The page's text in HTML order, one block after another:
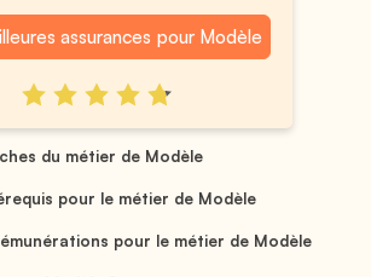
assurances pour Modèle
du métier de Modèle
pour le métier de Modèle
pour le métier de Modèle